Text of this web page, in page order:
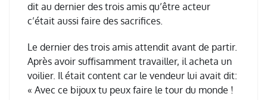
dit au dernier des trois amis qu’être acteur
c’était aussi faire des sacrifices.
Le dernier des trois amis attendit avant de partir.
Après avoir suffisamment travailler, il acheta un
voilier. Il était content car le vendeur lui avait dit:
« Avec ce bijoux tu peux faire le tour du monde !